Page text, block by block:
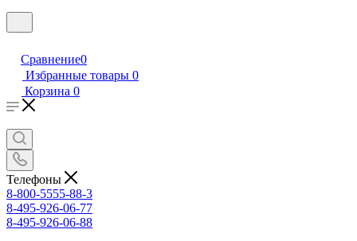
Сравнение0
Избранные товары 0
Корзина 0
Телефоны
8-800-5555-88-3
8-495-926-06-77
8-495-926-06-88